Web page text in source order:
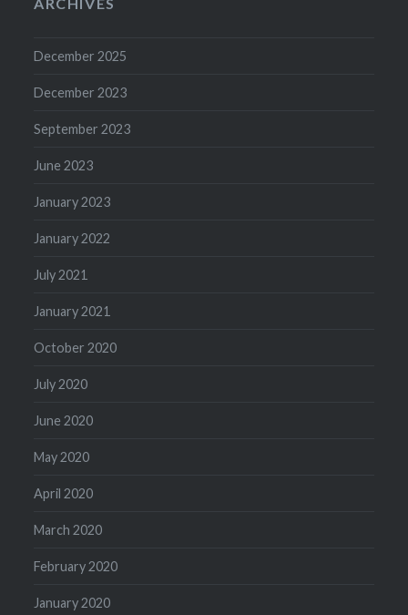
December 2025
December 2023
September 2023
June 2023
January 2023
January 2022
July 2021
January 2021
October 2020
July 2020
June 2020
May 2020
April 2020
March 2020
February 2020
January 2020